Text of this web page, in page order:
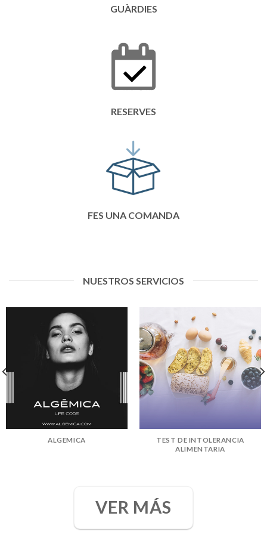
GUÀRDIES
RESERVES
FES UNA COMANDA
NUESTROS SERVICIOS
ALGEMICA
TEST DE INTOLERANCIA
ALIMENTARIA
VER MÁS